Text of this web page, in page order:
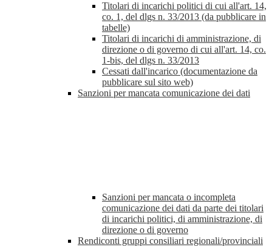
Titolari di incarichi politici di cui all'art. 14,
co. 1, del dlgs n. 33/2013 (da pubblicare in
tabelle)
Titolari di incarichi di amministrazione, di
direzione o di governo di cui all'art. 14, co.
1-bis, del dlgs n. 33/2013
Cessati dall'incarico (documentazione da
pubblicare sul sito web)
Sanzioni per mancata comunicazione dei dati
Sanzioni per mancata o incompleta
comunicazione dei dati da parte dei titolari
di incarichi politici, di amministrazione, di
direzione o di governo
Rendiconti gruppi consiliari regionali/provinciali